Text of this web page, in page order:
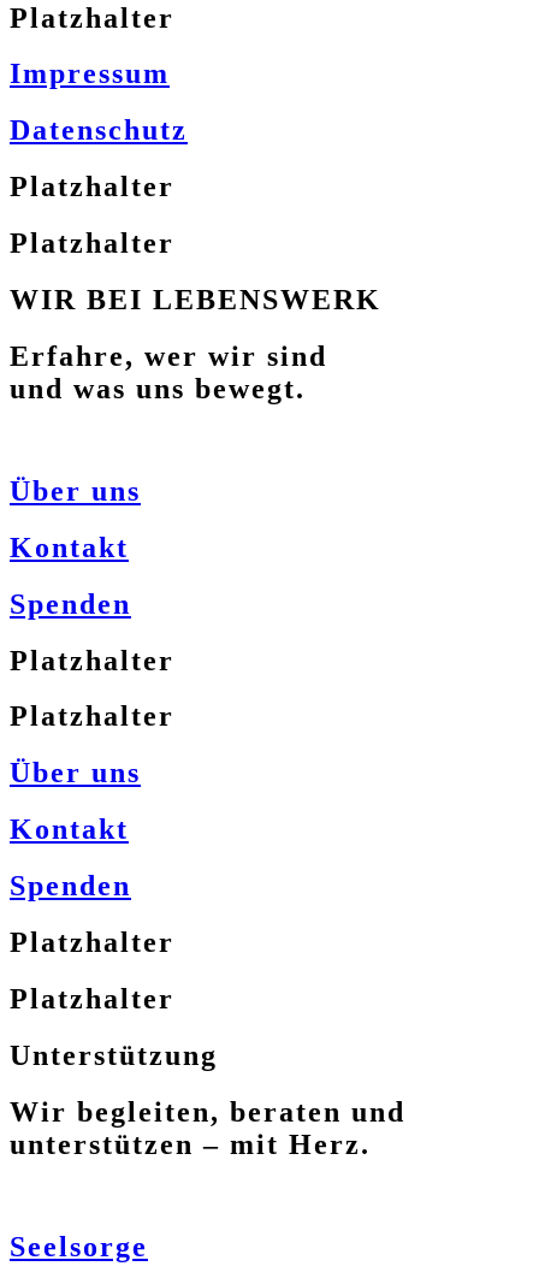
Platzhalter
Impressum
Datenschutz
Platzhalter
Platzhalter
WIR BEI LEBENSWERK
Erfahre, wer wir sind
und was uns bewegt.
Über uns
Kontakt
Spenden
Platzhalter
Platzhalter
Über uns
Kontakt
Spenden
Platzhalter
Platzhalter
Unterstützung
Wir begleiten, beraten und
unterstützen – mit Herz.
Seelsorge